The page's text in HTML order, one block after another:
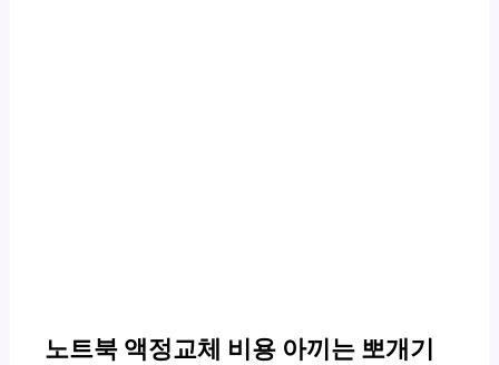
노트북 액정교체 비용 아끼는 뽀개기